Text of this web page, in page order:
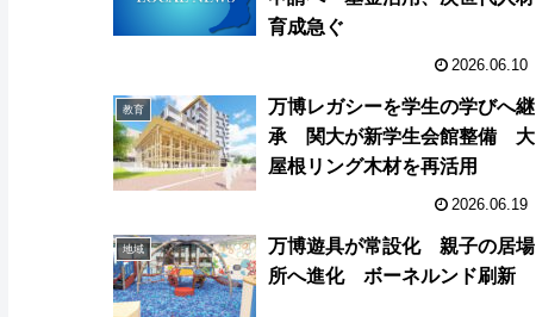
育成急ぐ
2026.06.10
教育
万博レガシーを学生の学びへ継
承 関大が新学生会館整備 大
屋根リング木材を再活用
2026.06.19
地域
万博遊具が常設化 親子の居場
所へ進化 ボーネルンド刷新